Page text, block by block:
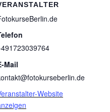
Mail
Website